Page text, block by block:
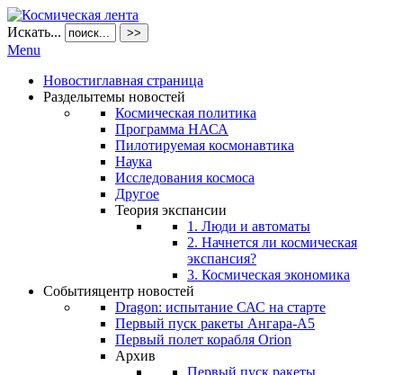
Искать... >>
Menu
Новостиглавная страница
Разделытемы новостей
Космическая политика
Программа НАСА
Пилотируемая космонавтика
Наука
Исследования космоса
Другое
Теория экспансии
1. Люди и автоматы
2. Начнется ли космическая
экспансия?
3. Космическая экономика
Событияцентр новостей
Dragon: испытание САС на старте
Первый пуск ракеты Ангара-А5
Первый полет корабля Orion
Архив
Первый пуск ракеты